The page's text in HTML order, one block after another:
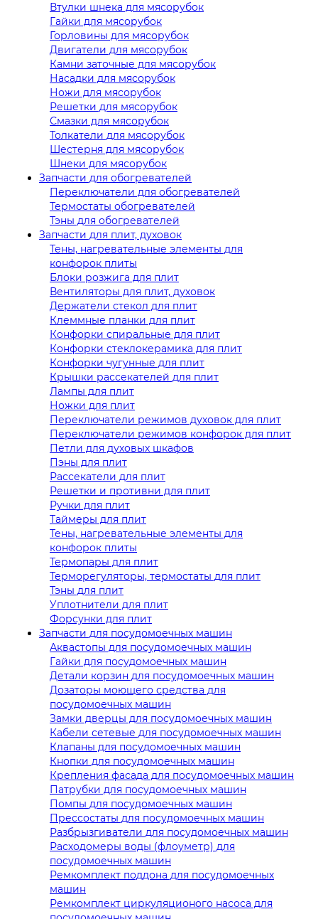
Втулки шнека для мясорубок
Гайки для мясорубок
Горловины для мясорубок
Двигатели для мясорубок
Камни заточные для мясорубок
Насадки для мясорубок
Ножи для мясорубок
Решетки для мясорубок
Смазки для мясорубок
Толкатели для мясорубок
Шестерня для мясорубок
Шнеки для мясорубок
Запчасти для обогревателей
Переключатели для обогревателей
Термостаты обогревателей
Тэны для обогревателей
Запчасти для плит, духовок
Тены, нагревательные элементы для
конфорок плиты
Блоки розжига для плит
Вентиляторы для плит, духовок
Держатели стекол для плит
Клеммные планки для плит
Конфорки спиральные для плит
Конфорки стеклокерамика для плит
Конфорки чугунные для плит
Крышки рассекателей для плит
Лампы для плит
Ножки для плит
Переключатели режимов духовок для плит
Переключатели режимов конфорок для плит
Петли для духовых шкафов
Пэны для плит
Рассекатели для плит
Решетки и противни для плит
Ручки для плит
Таймеры для плит
Тены, нагревательные элементы для
конфорок плиты
Термопары для плит
Терморегуляторы, термостаты для плит
Тэны для плит
Уплотнители для плит
Форсунки для плит
Запчасти для посудомоечных машин
Аквастопы для посудомоечных машин
Гайки для посудомоечных машин
Детали корзин для посудомоечных машин
Дозаторы моющего средства для
посудомоечных машин
Замки дверцы для посудомоечных машин
Кабели сетевые для посудомоечных машин
Клапаны для посудомоечных машин
Кнопки для посудомоечных машин
Крепления фасада для посудомоечных машин
Патрубки для посудомоечных машин
Помпы для посудомоечных машин
Прессостаты для посудомоечных машин
Разбрызгиватели для посудомоечных машин
Расходомеры воды (флоуметр) для
посудомоечных машин
Ремкомплект поддона для посудомоечных
машин
Ремкомплект циркуляционого насоса для